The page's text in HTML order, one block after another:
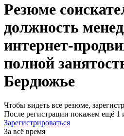
Резюме
должность
интернет-
полной
Бердюжье
Чтобы видеть все резюме,
После регистрации покажем ещё 1
Зарегистрироваться
За всё время